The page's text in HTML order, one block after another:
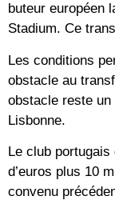
buteur européen
Stadium. Ce
Les conditions
obstacle au
obstacle reste
Lisbonne.
Le club
d’euros plus 10
convenu